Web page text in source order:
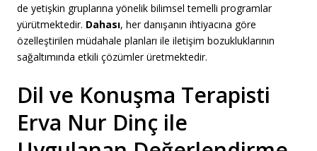
de yetişkin gruplarına yönelik bilimsel temelli programlar
yürütmektedir. Dahası, her danışanın ihtiyacına göre
özelleştirilen müdahale planları ile iletişim bozukluklarının
sağaltımında etkili çözümler üretmektedir.
Dil ve Konuşma Terapisti
Erva Nur Dinç ile